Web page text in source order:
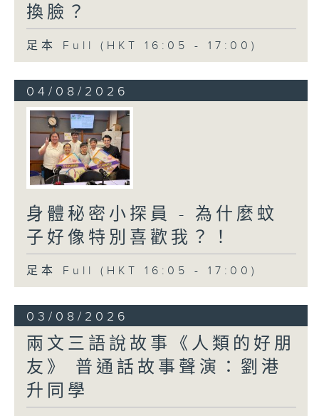
換臉？
足本 Full (HKT 16:05 - 17:00)
04/08/2026
身體秘密小探員 - 為什麼蚊
子好像特別喜歡我？！
足本 Full (HKT 16:05 - 17:00)
03/08/2026
兩文三語說故事《人類的好朋
友》 普通話故事聲演：劉港
升同學